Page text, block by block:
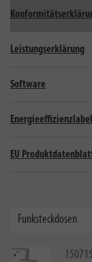
Leistungserklärung
Software
Energieeffizienzlabel
EU